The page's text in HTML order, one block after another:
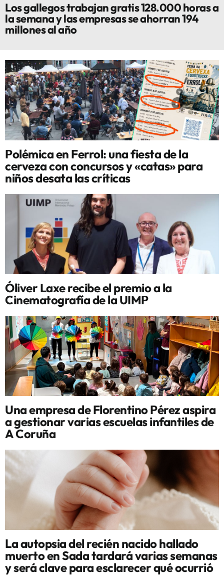
Los gallegos trabajan gratis 128.000 horas a
la semana y las empresas se ahorran 194
millones al año
Polémica en Ferrol: una fiesta de la
cerveza con concursos y «catas» para
niños desata las críticas
Óliver Laxe recibe el premio a la
Cinematografía de la UIMP
Una empresa de Florentino Pérez aspira
a gestionar varias escuelas infantiles de
A Coruña
La autopsia del recién nacido hallado
muerto en Sada tardará varias semanas
y será clave para esclarecer qué ocurrió